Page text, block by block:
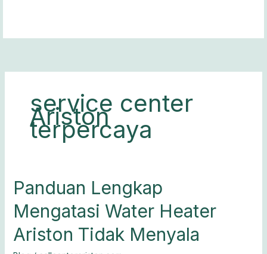
service center
Ariston
terpercaya
Panduan Lengkap
Mengatasi Water Heater
Ariston Tidak Menyala
Panduan
Lengkap
Mengatasi
Heater